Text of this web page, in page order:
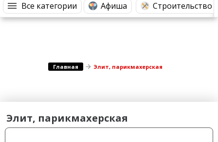
Все категории Афиша Строительство
Гостиницы Городское хозяйство
Главная Элит, парикмахерская
Элит, парикмахерская